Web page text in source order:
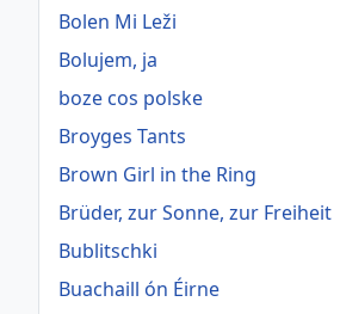
Bolen Mi Leži
Bolujem, ja
boze cos polske
Broyges Tants
Brown Girl in the Ring
Brüder, zur Sonne, zur Freiheit
Bublitschki
Buachaill ón Éirne